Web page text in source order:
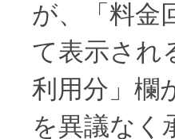
が、「料金
て表示され
利用分」欄
を異議なく